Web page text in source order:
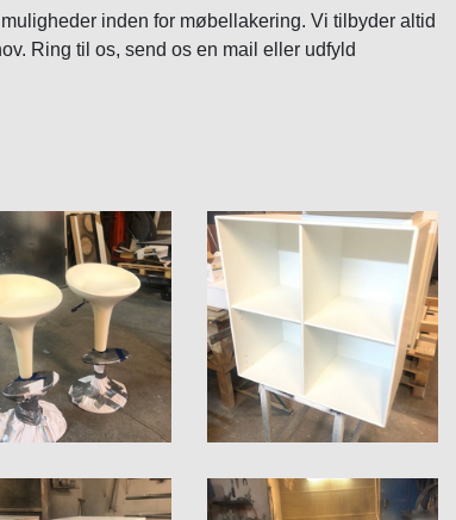
inden for møbellakering. Vi tilbyder altid
Ring til os, send os en mail eller udfyld